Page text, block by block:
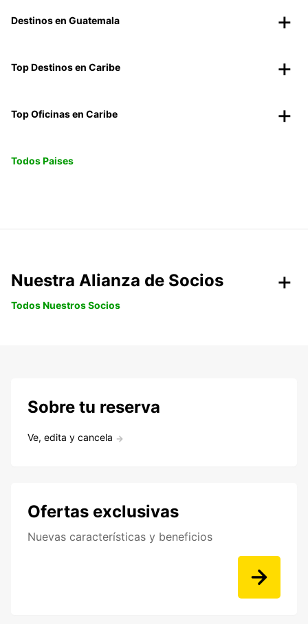
Destinos en Guatemala
Top Destinos en Caribe
Top Oficinas en Caribe
Todos Paises
Nuestra Alianza de Socios
Todos Nuestros Socios
Sobre tu reserva
Ve, edita y cancela
Ofertas exclusivas
Nuevas características y beneficios